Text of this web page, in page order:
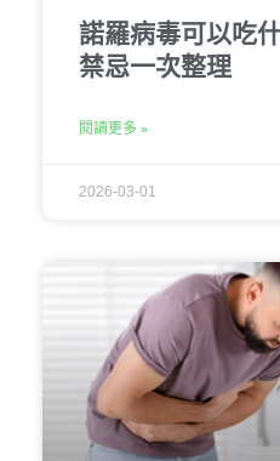
諾羅病毒可以吃
禁忌一次整理
閱讀更多 »
2026-03-01